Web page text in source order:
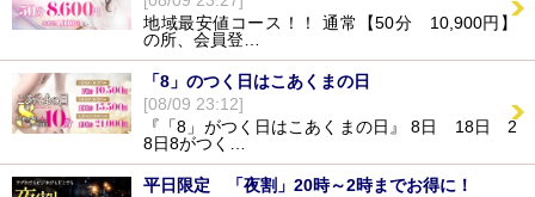
地域最安値コース！！ 通常【50分 10,900円】
の所、会員登…
「8」のつく日はこあくまの日
[08/09 23:12]
『「8」がつく日はこあくまの日』 8日 18日 2
8日8がつく…
平日限定 「夜割」20時～2時までお得に！